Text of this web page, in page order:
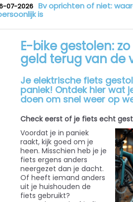
07-2026 Bv oprichten of niet:
is
E-bike gestolen:
geld terug van de
Je elektrische fiets
paniek! Ontdek hier wat
doen om snel weer op
Check eerst of je fiets echt
Voordat je in paniek
raakt, kijk goed om je
heen. Misschien heb je je
fiets ergens anders
neergezet dan je dacht.
Of heeft iemand anders
uit je huishouden de
fiets gebruikt?